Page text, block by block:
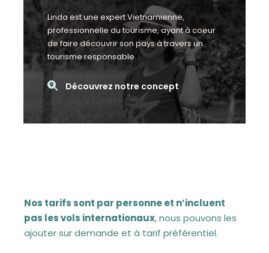
Linda est une expert Vietnamienne,
professionnelle du tourisme, ayant à coeur
de faire découvrir son pays à travers un
tourisme responsable.
Découvrez notre concept
Nos tarifs sont par personne et n’incluent
pas les vols internationaux, nous pouvons les
ajouter sur demande et à tarif préférentiel.